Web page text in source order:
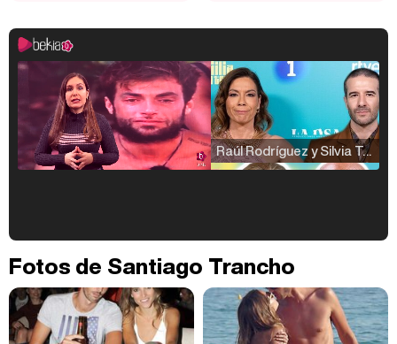
Raúl Rodríguez y Silvia Taulés nos cuentan su papel en 'La familia de la tele'
Fotos de Santiago Trancho